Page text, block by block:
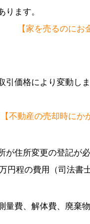
ます。
【家を売るのに
引価格により変動し
【不動産の売却時に
が住所変更の登記が
程の費用（司法書
費、解体費、廃棄